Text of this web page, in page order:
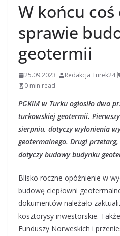
W końcu coś
sprawie
geotermii
25.09.2023 Redakcja Turek24
0 min read
PGKiM w Turku ogłosiło dwa
turkowskiej geotermii.
sierpniu, dotyczy wyłonienia
geotermalnego. Drugi przetarg,
dotyczy budowy budynku
Blisko roczne opóźnienie w
budowę ciepłowni
dokumentów należało
kosztorysy inwestorskie.
Funduszy Norweskich i